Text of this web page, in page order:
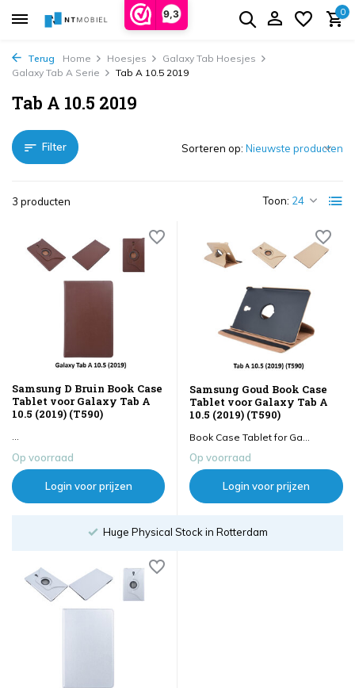
9,3 0
Terug Home Hoesjes
Galaxy Tab Hoesjes
Galaxy Tab A Serie
Tab A 10.5 2019
Tab A 10.5 2019
Filter
3 producten Toon:
Sorteren op:
Samsung D Bruin Book Case
Tablet voor Galaxy Tab A
10.5 (2019) (T590)
Op voorraad
Login voor prijzen
Samsung Goud Book Case
Tablet voor Galaxy Tab A
10.5 (2019) (T590)
Book Case Tablet for Ga...
Op voorraad
Login voor prijzen
Huge Physical Stock in Rotterdam